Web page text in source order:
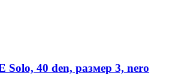
Solo, 40 den, размер 3, nero